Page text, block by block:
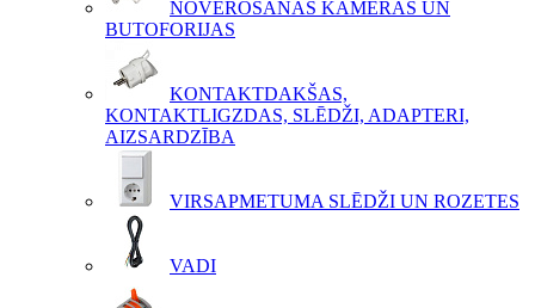
NOVĒROŠANAS KAMERAS UN
BUTOFORIJAS
KONTAKTDAKŠAS,
KONTAKTLIGZDAS, SLĒDŽI, ADAPTERI,
AIZSARDZĪBA
VIRSAPMETUMA SLĒDŽI UN ROZETES
VADI